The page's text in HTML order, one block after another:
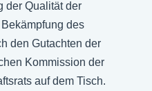
der Qualität der
des
den Gutachten der
Kommission der
auf dem Tisch.